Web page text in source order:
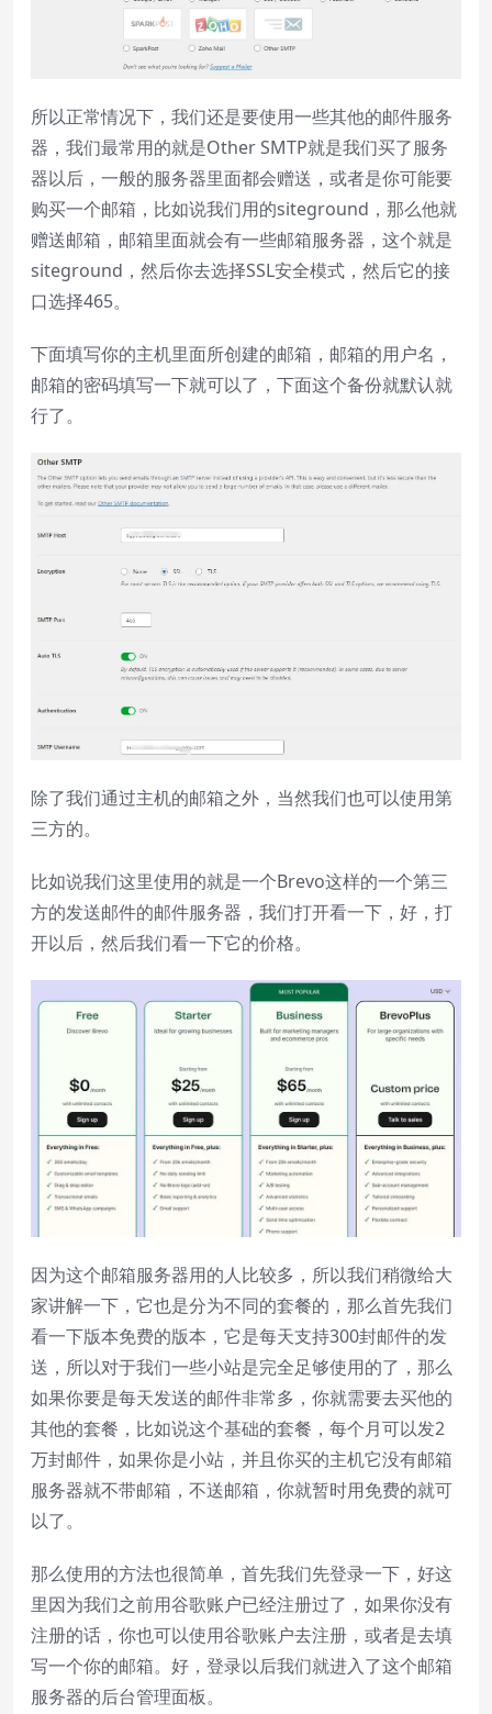
所以正常情况下，我们还是要使用一些其他的邮件服务
器，我们最常用的就是Other SMTP就是我们买了服务
器以后，一般的服务器里面都会赠送，或者是你可能要
购买一个邮箱，比如说我们用的siteground，那么他就
赠送邮箱，邮箱里面就会有一些邮箱服务器，这个就是
siteground，然后你去选择SSL安全模式，然后它的接
口选择465。
下面填写你的主机里面所创建的邮箱，邮箱的用户名，
邮箱的密码填写一下就可以了，下面这个备份就默认就
行了。
除了我们通过主机的邮箱之外，当然我们也可以使用第
三方的。
比如说我们这里使用的就是一个Brevo这样的一个第三
方的发送邮件的邮件服务器，我们打开看一下，好，打
开以后，然后我们看一下它的价格。
因为这个邮箱服务器用的人比较多，所以我们稍微给大
家讲解一下，它也是分为不同的套餐的，那么首先我们
看一下版本免费的版本，它是每天支持300封邮件的发
送，所以对于我们一些小站是完全足够使用的了，那么
如果你要是每天发送的邮件非常多，你就需要去买他的
其他的套餐，比如说这个基础的套餐，每个月可以发2
万封邮件，如果你是小站，并且你买的主机它没有邮箱
服务器就不带邮箱，不送邮箱，你就暂时用免费的就可
以了。
那么使用的方法也很简单，首先我们先登录一下，好这
里因为我们之前用谷歌账户已经注册过了，如果你没有
注册的话，你也可以使用谷歌账户去注册，或者是去填
写一个你的邮箱。好，登录以后我们就进入了这个邮箱
服务器的后台管理面板。